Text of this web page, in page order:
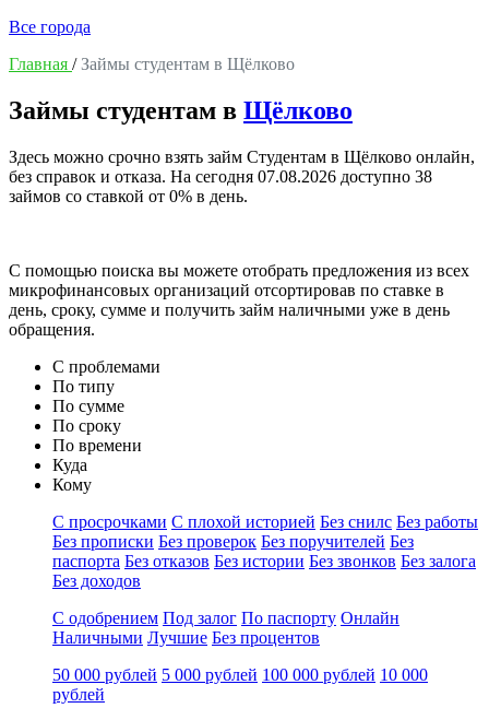
Все города
Главная /Займы студентам в Щёлково
Займы студентам в Щёлково
Здесь можно срочно взять займ Студентам в Щёлково онлайн,
без справок и отказа. На сегодня 07.08.2026 доступно 38
займов со ставкой от 0% в день.
С помощью поиска вы можете отобрать предложения из всех
микрофинансовых организаций отсортировав по ставке в
день, сроку, сумме и получить займ наличными уже в день
обращения.
С проблемами
По типу
По сумме
По сроку
По времени
Куда
Кому
С просрочками С плохой историей Без снилс Без работы
Без прописки Без проверок Без поручителей Без
паспорта Без отказов Без истории Без звонков Без залога
Без доходов
С одобрением Под залог По паспорту Онлайн
Наличными Лучшие Без процентов
50 000 рублей 5 000 рублей 100 000 рублей 10 000
рублей